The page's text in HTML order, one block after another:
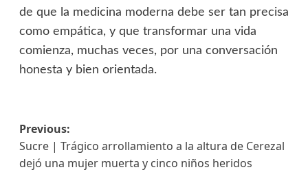
de que la medicina moderna debe ser tan precisa
como empática, y que transformar una vida
comienza, muchas veces, por una conversación
honesta y bien orientada.
Previous:
Sucre | Trágico arrollamiento a la altura de Cerezal
dejó una mujer muerta y cinco niños heridos